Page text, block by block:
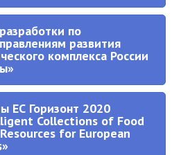
по
развития
комплекса России
ЕС Горизонт 2020
Collections of Food
for European